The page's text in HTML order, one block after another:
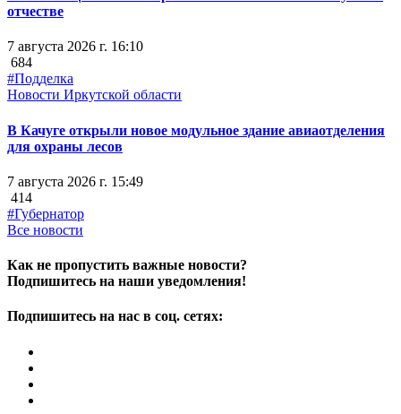
отчестве
7 августа 2026 г. 16:10
684
#Подделка
Новости Иркутской области
В Качуге открыли новое модульное здание авиаотделения
для охраны лесов
7 августа 2026 г. 15:49
414
#Губернатор
Все новости
Как не пропустить важные новости?
Подпишитесь на наши уведомления!
Подпишитесь на нас в соц. сетях: